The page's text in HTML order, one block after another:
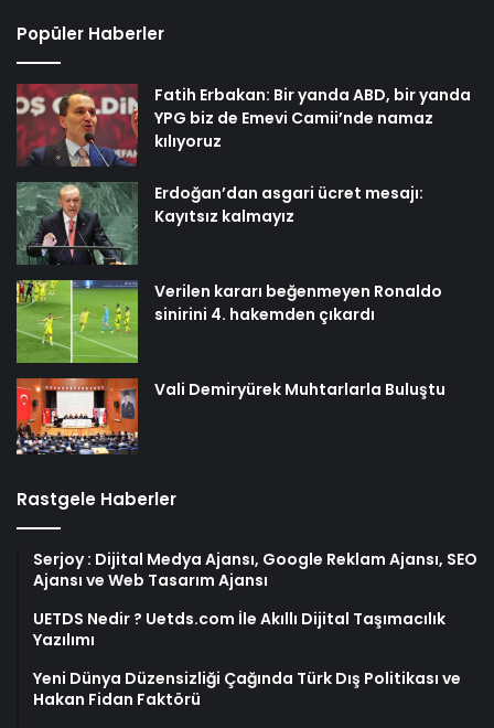
Popüler Haberler
Fatih Erbakan: Bir yanda ABD, bir yanda
YPG biz de Emevi Camii’nde namaz
kılıyoruz
Erdoğan’dan asgari ücret mesajı:
Kayıtsız kalmayız
Verilen kararı beğenmeyen Ronaldo
sinirini 4. hakemden çıkardı
Vali Demiryürek Muhtarlarla Buluştu
Rastgele Haberler
Serjoy : Dijital Medya Ajansı, Google Reklam Ajansı, SEO
Ajansı ve Web Tasarım Ajansı
UETDS Nedir ? Uetds.com İle Akıllı Dijital Taşımacılık
Yazılımı
Yeni Dünya Düzensizliği Çağında Türk Dış Politikası ve
Hakan Fidan Faktörü